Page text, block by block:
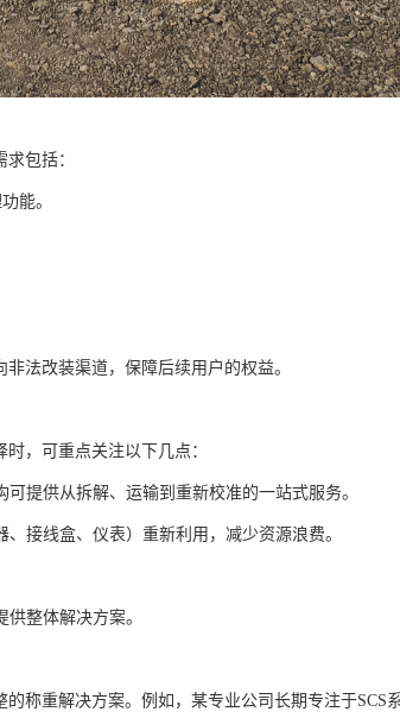
包括：
能。
法改装渠道，保障后续用户的权益。
，可重点关注以下几点：
提供从拆解、运输到重新校准的一站式服务。
接线盒、仪表）重新利用，减少资源浪费。
整体解决方案。
称重解决方案。例如，某专业公司长期专注于SCS